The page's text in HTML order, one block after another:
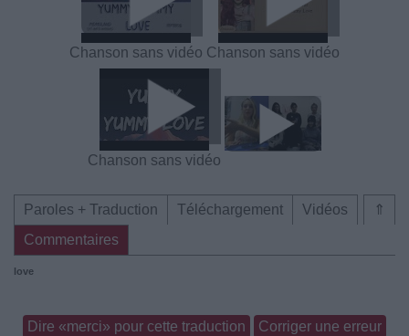
Chanson sans vidéo Chanson sans vidéo
Chanson sans vidéo
⇑
Paroles + Traduction Téléchargement
Vidéos
Commentaires
love
Dire «merci» pour cette traduction Corriger une erreur